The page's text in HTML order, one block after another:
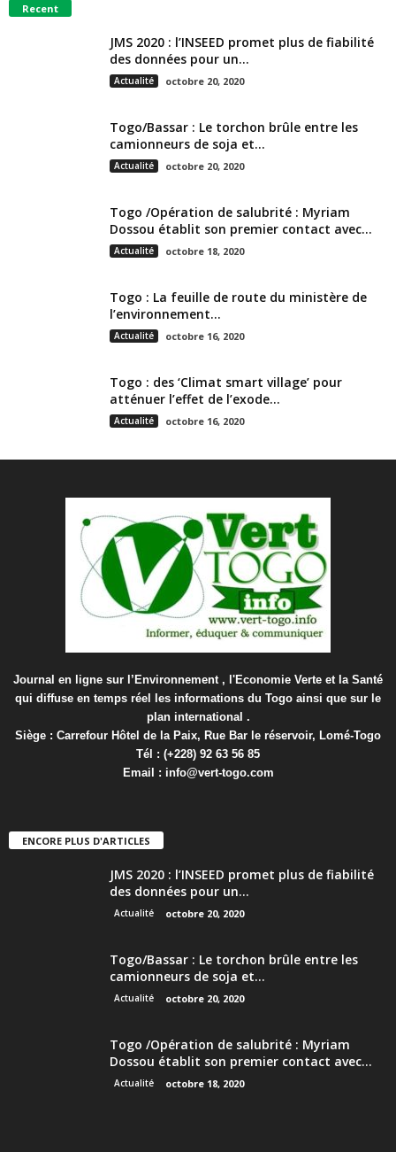
Recent
JMS 2020 : l’INSEED promet plus de fiabilité
des données pour un...
Actualité octobre 20, 2020
Togo/Bassar : Le torchon brûle entre les
camionneurs de soja et...
Actualité octobre 20, 2020
Togo /Opération de salubrité : Myriam
Dossou établit son premier contact avec...
Actualité octobre 18, 2020
Togo : La feuille de route du ministère de
l’environnement...
Actualité octobre 16, 2020
Togo : des ‘Climat smart village’ pour
atténuer l’effet de l’exode...
Actualité octobre 16, 2020
Journal en ligne sur l’Environnement , l'Economie Verte et la Santé
qui diffuse en temps réel les informations du Togo ainsi que sur le
plan international .
Siège : Carrefour Hôtel de la Paix, Rue Bar le réservoir, Lomé-Togo
Tél : (+228) 92 63 56 85
Email : info@vert-togo.com
ENCORE PLUS D'ARTICLES
JMS 2020 : l’INSEED promet plus de fiabilité
des données pour un...
Actualité octobre 20, 2020
Togo/Bassar : Le torchon brûle entre les
camionneurs de soja et...
Actualité octobre 20, 2020
Togo /Opération de salubrité : Myriam
Dossou établit son premier contact avec...
Actualité octobre 18, 2020